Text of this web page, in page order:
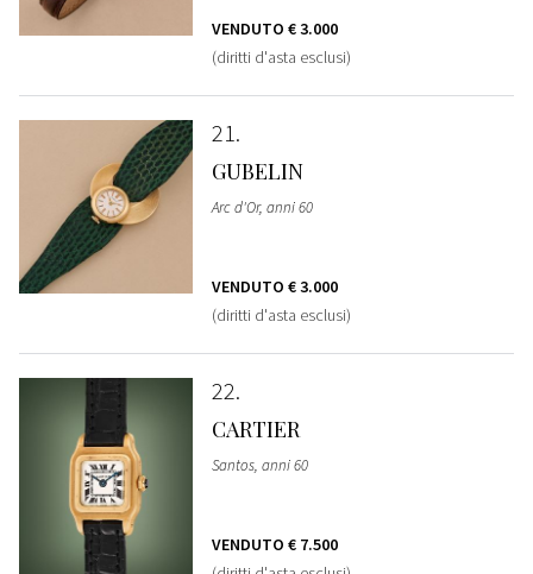
VENDUTO € 3.000
(diritti d'asta esclusi)
21
GUBELIN
Arc d'Or, anni 60
VENDUTO € 3.000
(diritti d'asta esclusi)
22
CARTIER
Santos, anni 60
VENDUTO € 7.500